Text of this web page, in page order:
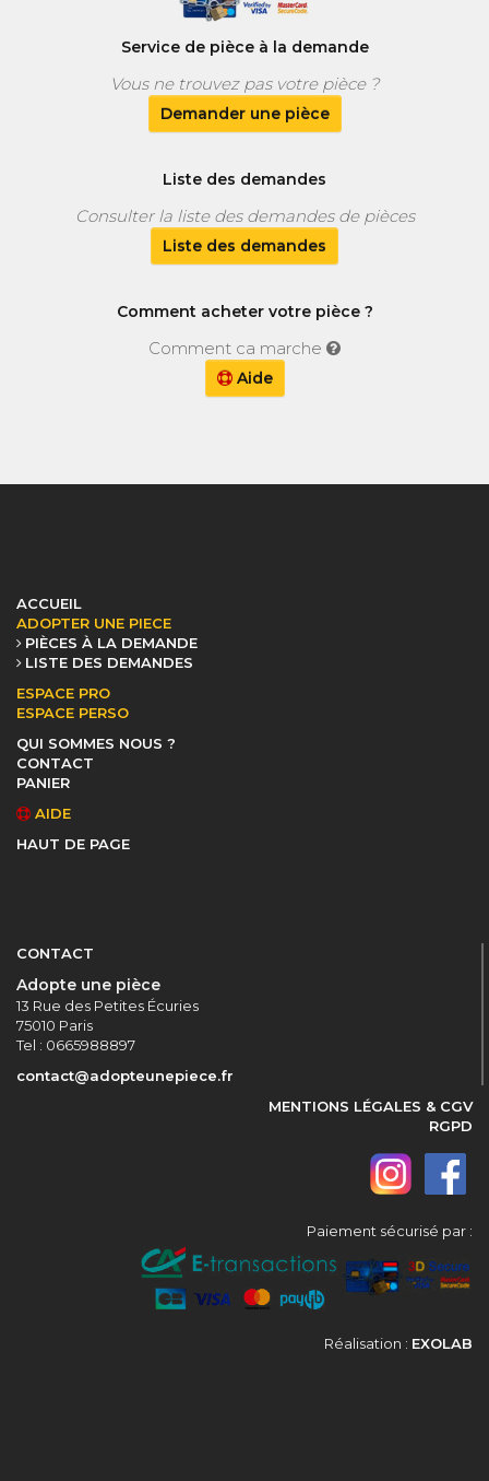
Service de pièce à la demande
Vous ne trouvez pas votre pièce ?
Demander une pièce
Liste des demandes
Consulter la liste des demandes de pièces
Liste des demandes
Comment acheter votre pièce ?
Comment ca marche
Aide
ACCUEIL
ADOPTER UNE PIECE
PIÈCES À LA DEMANDE
LISTE DES DEMANDES
ESPACE PRO
ESPACE PERSO
QUI SOMMES NOUS ?
CONTACT
PANIER
AIDE
HAUT DE PAGE
CONTACT
Adopte une pièce
13 Rue des Petites Écuries
75010 Paris
Tel : 0665988897
contact@adopteunepiece.fr
MENTIONS LÉGALES & CGV
RGPD
Paiement sécurisé par :
Réalisation : EXOLAB